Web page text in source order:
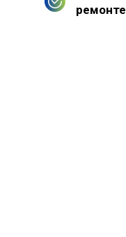
ремонте